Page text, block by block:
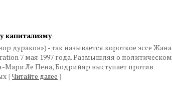
капитализму
дураков») - так называется короткое эссе Жана
7 мая 1997 года. Размышляя о политическом
Мари Ле Пена, Бодрийяр выступает против
{ Читайте далее }